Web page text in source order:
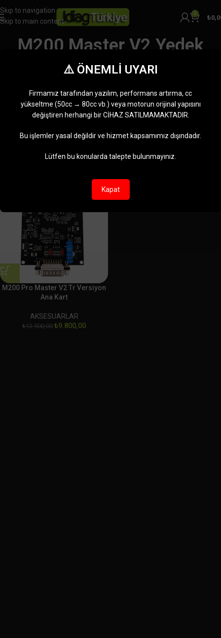
Skip to navigation
Skip to main content
0
₺
M200 Master V2 Yedek
Parça
Ana Sayfa Ürünler “M200 Master V2 Yedek Parça” olarak etiketlendi
Tek bir sonuç gösteriliyor
M200 Pro Master V2 Tr Versiyon
Ana Kart
AKSESUARLAR
₺12.500,00 ₺9.800,00
⚠️ ÖNEMLİ UYARI
Firmamız tarafından yazılım, performans artırma, cc
yükseltme (50cc → 80cc vb.) veya motorun orijinal yapısını
değiştiren herhangi bir CİHAZ SATILMAMAKTADIR.
Bu işlemler yasal değildir ve hizmet kapsamımız dışındadır.
Lütfen bu konularda talepte bulunmayınız.
Kapat